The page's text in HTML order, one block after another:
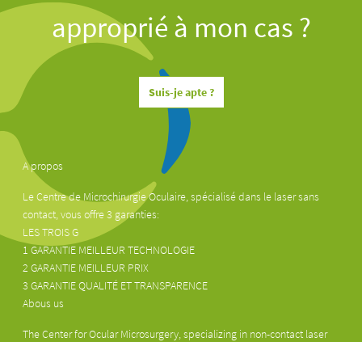
approprié à mon cas ?
Suis-je apte ?
A propos
Le Centre de Microchirurgie Oculaire, spécialisé dans le laser sans
contact, vous offre 3 garanties:
LES TROIS G
1 GARANTIE MEILLEUR TECHNOLOGIE
2 GARANTIE MEILLEUR PRIX
3 GARANTIE QUALITÉ ET TRANSPARENCE
Abous us
The Center for Ocular Microsurgery, specializing in non-contact laser